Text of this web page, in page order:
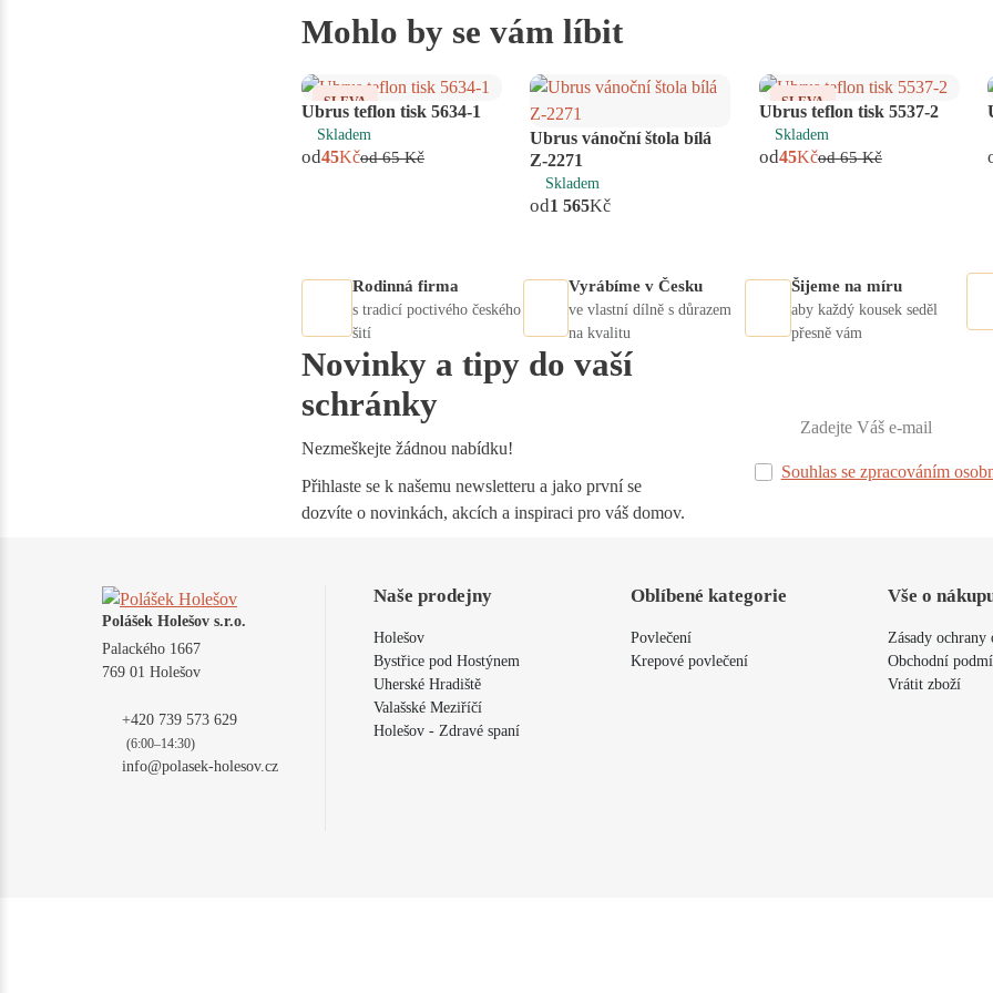
Mohlo by se vám líbit
SLEVA
Ubrus teflon tisk 5634-1
Skladem
od45Kčod 65 Kč
Ubrus vánoční štola bílá
Z-2271
Skladem
od1 565Kč
SLEVA
Ubrus teflon tisk 5537-2
Skladem
od45Kčod 65 Kč
Rodinná firma
s tradicí poctivého českého
šití
Vyrábíme v Česku
ve vlastní dílně s důrazem
na kvalitu
Šijeme na míru
aby každý kousek seděl
přesně vám
Novinky a tipy do vaší
schránky
Nezmeškejte žádnou nabídku!
Přihlaste se k našemu newsletteru a jako první se
dozvíte o novinkách, akcích a inspiraci pro váš domov.
Souhlas se zpracováním
Polášek Holešov s.r.o.
Palackého 1667
769 01 Holešov
+420 739 573 629
(6:00–14:30)
info@polasek-holesov.cz
Naše prodejny
Holešov
Bystřice pod Hostýnem
Uherské Hradiště
Valašské Meziříčí
Holešov - Zdravé spaní
Oblíbené kategorie
Povlečení
Krepové povlečení
Vše o
Zásady ochrany
Obchodní
Vrátit zboží